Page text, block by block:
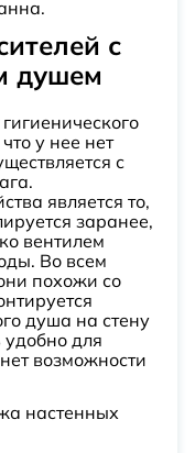
с
душем
у нее нет
с
является то,
заранее,
вентилем
Во всем
похожи со
душа на стену
удобно для
возможности
настенных